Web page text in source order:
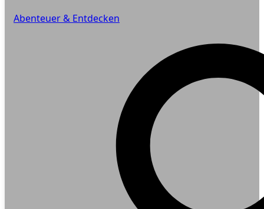
Abenteuer & Entdecken